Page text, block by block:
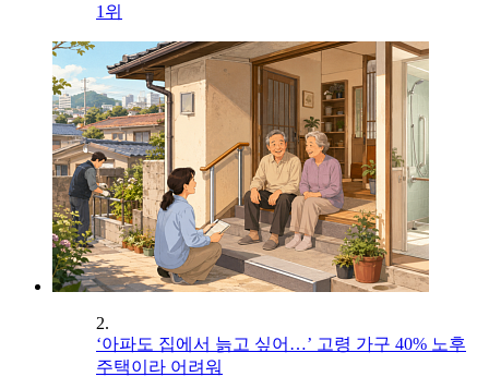
1위
2.
‘아파도 집에서 늙고 싶어…’ 고령 가구 40% 노후
주택이라 어려워